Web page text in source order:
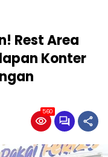
Rest Area
Konter
560